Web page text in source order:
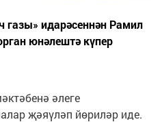
газы» идарәсеннән Рамил
юнәлештә күпер
әлеге
җәяүләп йөриләр иде.